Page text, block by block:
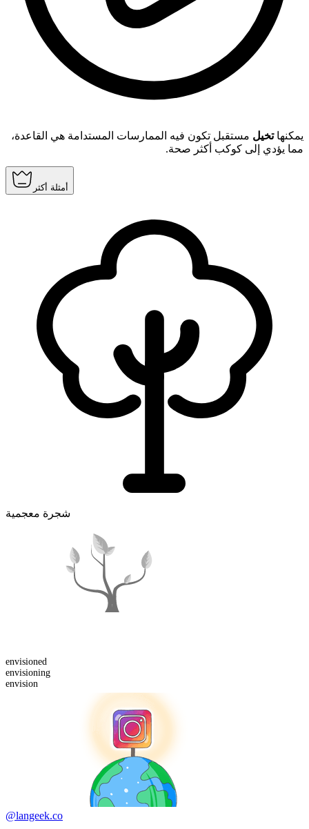
يمكنهاتخيل مستقبل تكون فيه الممارسات المستدامة هي القاعدة،
مما يؤدي إلى كوكب أكثر صحة.
أمثلة أكثر
شجرة معجمية
envisioned
envisioning
envision
@langeek.co